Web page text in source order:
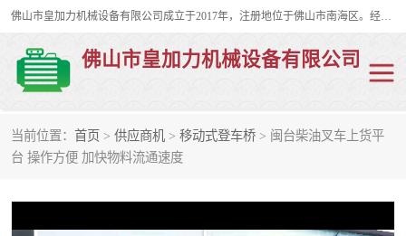
佛山市皇加力机械设备有限公司成立于2017年，注册地位于佛山市南海区。经营范围包括：其他机械设备及电子产品批发、电气设备批发、贸易代理、五金产品批发等；主要产品有：移动式登车桥、叉车装卸货平台、移动式升降机、升降货梯、油桶夹具、电动堆高车。
佛山市皇加力机械设备有限公司
当前位置： 首页 > 供应商机 > 移动式登车桥 > 闽台柴油叉车上货平
台 操作方便 加快物料流通速度
移动式登车桥
步行式电动堆高车 移动登车台